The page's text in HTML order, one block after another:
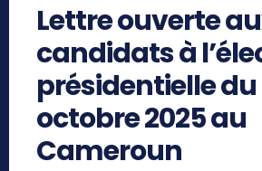
Lettre ouverte
candidats à
présidentielle du
octobre 2025 au
Cameroun